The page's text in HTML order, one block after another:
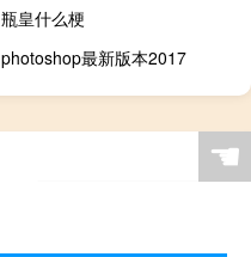
瓶皇什么梗
photoshop最新版本2017
☚